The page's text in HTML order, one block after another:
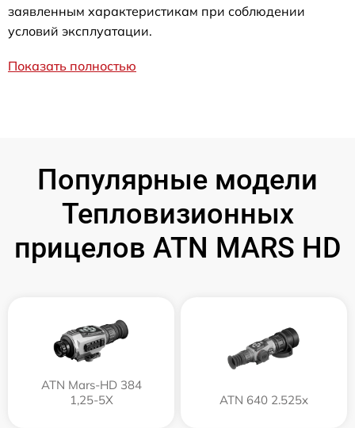
заявленным характеристикам при соблюдении
условий эксплуатации.
Показать полностью
Популярные модели
Тепловизионных
прицелов ATN MARS HD
ATN Mars-HD 384
1,25-5X
ATN 640 2.525x